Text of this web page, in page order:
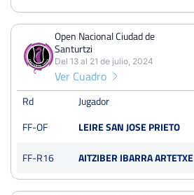
Open Nacional Ciudad de
Santurtzi
Del 13 al 21 de julio, 2024
Ver Cuadro
Rd Jugador
FF-OF
LEIRE SAN JOSE PRIETO
FF-R16
AITZIBER IBARRA ARTETXE